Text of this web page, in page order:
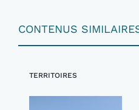
CONTENUS
TERRITOIRES